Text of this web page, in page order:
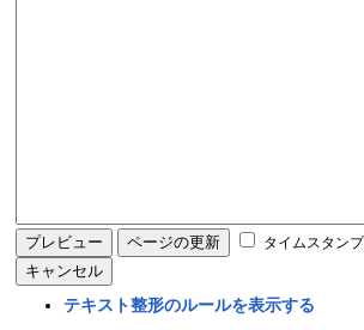
タイムスタン
テキスト整形のルールを表示する